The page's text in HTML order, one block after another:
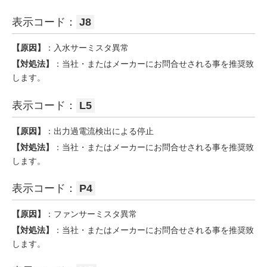
表示コード： J8
【原因】
：入水サーミスタ異常
【対処法】
：当社・またはメーカーにお問合せされる事を推奨致
します。
表示コード： L5
【原因】
：出力過電流検出による停止
【対処法】
：当社・またはメーカーにお問合せされる事を推奨致
します。
表示コード： P4
【原因】
：ファンサーミスタ異常
【対処法】
：当社・またはメーカーにお問合せされる事を推奨致
します。